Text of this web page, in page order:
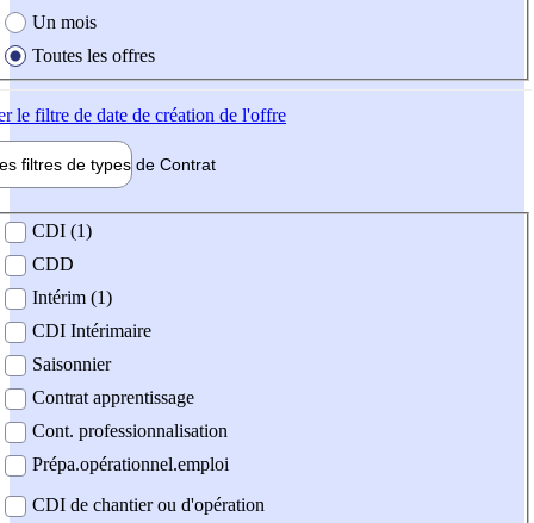
Un mois
Toutes les offres
le filtre de date de création de l'offre
filtres de types de Contrat
contrat
CDI (1)
CDD
Intérim (1)
CDI Intérimaire
Saisonnier
Contrat apprentissage
Cont. professionnalisation
Prépa.opérationnel.emploi
CDI de chantier ou d'opération